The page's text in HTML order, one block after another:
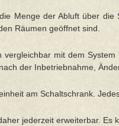
Menge der Abluft über
Räumen geöffnet sind.
vergleichbar mit dem
der Inbetriebnahme,
am Schaltschrank.
jederzeit erweiterbar. Es